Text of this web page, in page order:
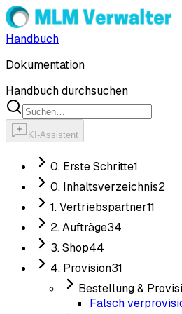
Handbuch
Dokumentation
Handbuch durchsuchen
KI-Assistent
0. Erste Schritte1
0. Inhaltsverzeichnis2
1. Vertriebspartner11
2. Aufträge34
3. Shop44
4. Provision31
Bestellung &
Falsch